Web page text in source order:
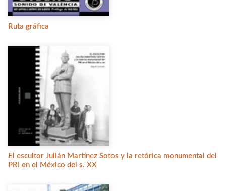
Ruta gráfica
El escultor Julián Martínez Sotos y la retórica monumental del
PRI en el México del s. XX